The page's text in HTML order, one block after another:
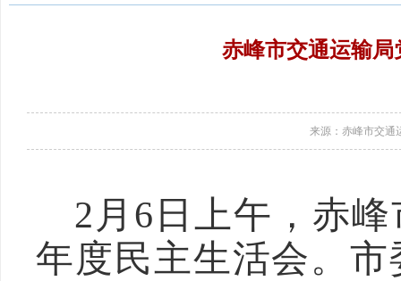
赤峰市交通运输局
来源：赤峰市交通
2月6日上午，赤
年度民主生活会。